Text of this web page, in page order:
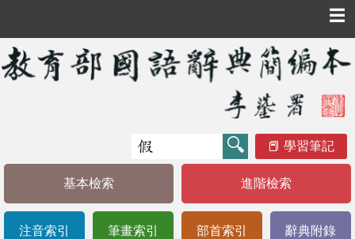
☰
學習筆記
基本檢索 進階檢索
注音索引 筆畫索引 部首索引 辭典附錄